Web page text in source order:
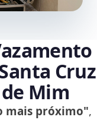
Cruz
de Mim
mais próximo",